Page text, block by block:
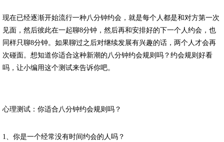
现在已经逐渐开始流行一种八分钟约会，就是每个人都是和对方第一次
见面，然后彼此在一起聊8分钟，然后再和安排好的下一个人约会，也
同样只聊8分钟。如果聊过之后对继续发展有兴趣的话，两个人才会再
次碰面。想知道你适合这种新潮的八分钟约会规则吗？约会规则好看
吗，让小编用这个测试来告诉你吧。
心理测试：你适合八分钟约会规则吗？
1、你是一个经常没有时间约会的人吗？